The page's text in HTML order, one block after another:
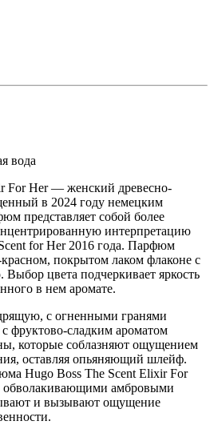
вода
For Her — женский древесно-
в 2024 году немецким
представляет собой более
интерпретацию
for Her 2016 года. Парфюм
покрытом лаком флаконе с
Выбор цвета подчеркивает яркость
в нем аромате.
с огненными гранями
фруктово-сладким ароматом
которые соблазняют ощущением
оставляя опьяняющий шлейф.
Hugo Boss The Scent Elixir For
обволакивающими амбровыми
и вызывают ощущение